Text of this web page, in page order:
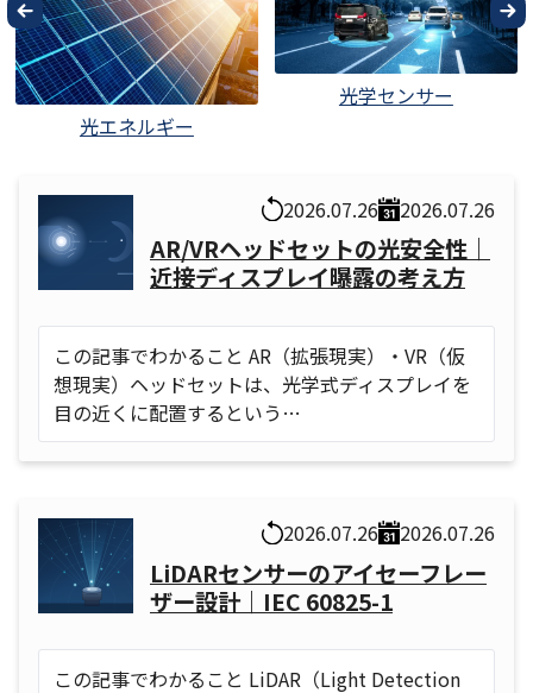
光エネルギー
光学センサー
2026.07.26 2026.07.26
AR/VRヘッドセットの光安全性｜
近接ディスプレイ曝露の考え方
この記事でわかること AR（拡張現実）・VR（仮
想現実）ヘッドセットは、光学式ディスプレイを
目の近くに配置するという…
2026.07.26 2026.07.26
LiDARセンサーのアイセーフレー
ザー設計｜IEC 60825-1
この記事でわかること LiDAR（Light Detection